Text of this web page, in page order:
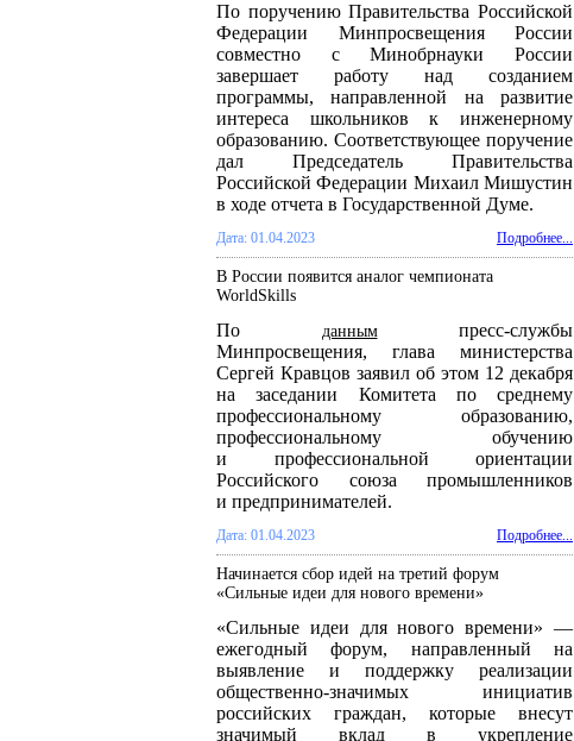
По поручению Правительства Российской
Федерации Минпросвещения России
совместно с Минобрнауки России
завершает работу над созданием
программы, направленной на развитие
интереса школьников к инженерному
образованию. Соответствующее поручение
дал Председатель Правительства
Российской Федерации Михаил Мишустин
в ходе отчета в Государственной Думе.
Дата: 01.04.2023 Подробнее...
В России появится аналог чемпионата
WorldSkills
По даннымпресс-службы
Минпросвещения, глава министерства
Сергей Кравцов заявил об этом 12 декабря
на заседании Комитета по среднему
профессиональному образованию,
профессиональному обучению
и профессиональной ориентации
Российского союза промышленников
и предпринимателей.
Дата: 01.04.2023 Подробнее...
Начинается сбор идей на третий форум
«Сильные идеи для нового времени»
«Сильные идеи для нового времени» —
ежегодный форум, направленный на
выявление и поддержку реализации
общественно-значимых инициатив
российских граждан, которые внесут
значимый вклад в укрепление